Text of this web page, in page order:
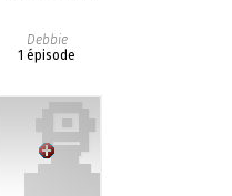
Debbie
1 épisode